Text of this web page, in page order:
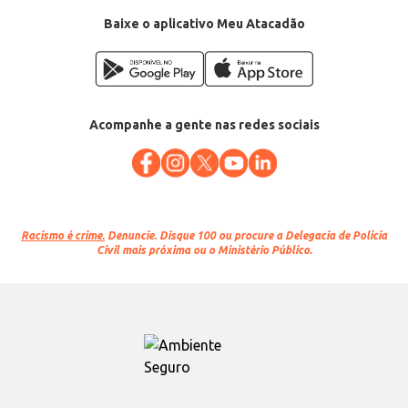
Baixe o aplicativo Meu Atacadão
Acompanhe a gente nas redes sociais
Racismo é crime. Denuncie. Disque 100 ou procure a Delegacia de Polícia
Civil mais próxima ou o Ministério Público.